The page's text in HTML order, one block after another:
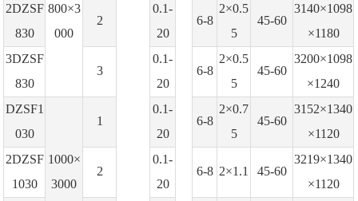
800×3
000
2DZSF
830
2
0.1-
20
6-8
2×0.5
5
45-60
3140×1098
×1180
3DZSF
830
3
0.1-
20
6-8
2×0.5
5
45-60
3200×1098
×1240
DZSF1
030
1000×
3000
1
0.1-
20
6-8
2×0.7
5
45-60
3152×1340
×1120
2DZSF
1030
2
0.1-
20
6-8 2×1.1 45-60
3219×1340
×1120